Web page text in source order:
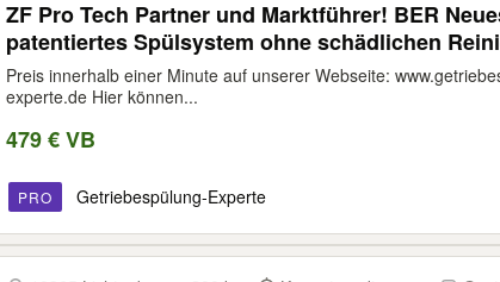
ZF Pro Tech Partner und Marktführer! BER
patentiertes Spülsystem ohne schädlichen
Preis innerhalb einer Minute auf unserer Webseite:
experte.de Hier können...
479 € VB
PRO Getriebespülung-Experte